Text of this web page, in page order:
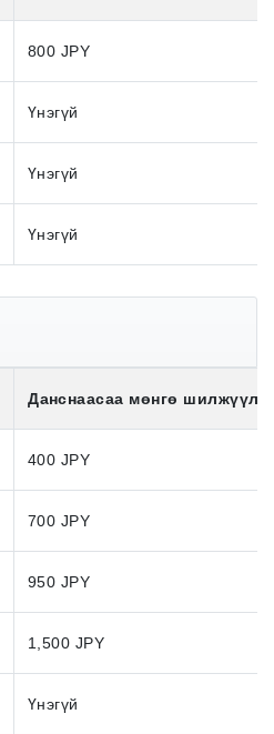
800 JPY
Үнэгүй
Үнэгүй
Үнэгүй
Данснаасаа мөнгө
400 JPY
700 JPY
950 JPY
1,500 JPY
Үнэгүй